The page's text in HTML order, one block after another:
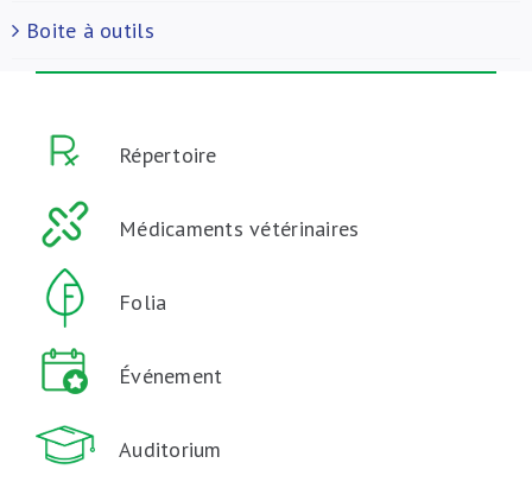
Boite à outils
Répertoire
Médicaments vétérinaires
Folia
Événement
Auditorium